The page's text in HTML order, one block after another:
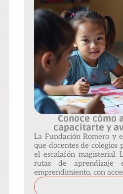
Conoce cómo
capacitarte y
La Fundación Romero y
que docentes de colegios
el escalafón magisterial.
rutas de aprendizaje
emprendimiento, con